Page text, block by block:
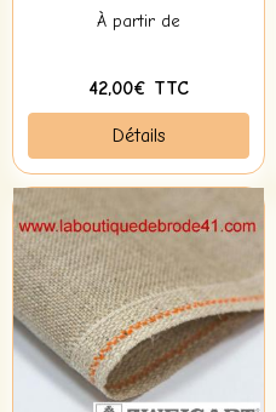
À partir de
42,00€ TTC
Détails